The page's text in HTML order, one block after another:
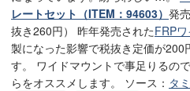
レートセット（ITEM：94603） 発
抜き260円） 昨年発売されたFRP
製になった影響で税抜き定価が200
す。 ワイドマウントで事足りるの
らをオススメします。 ソース： タ